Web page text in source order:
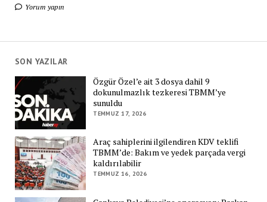
Yorum yapın
SON YAZILAR
Özgür Özel’e ait 3 dosya dahil 9
dokunulmazlık tezkeresi TBMM’ye
sunuldu
TEMMUZ 17, 2026
Araç sahiplerini ilgilendiren KDV teklifi
TBMM’de: Bakım ve yedek parçada vergi
kaldırılabilir
TEMMUZ 16, 2026